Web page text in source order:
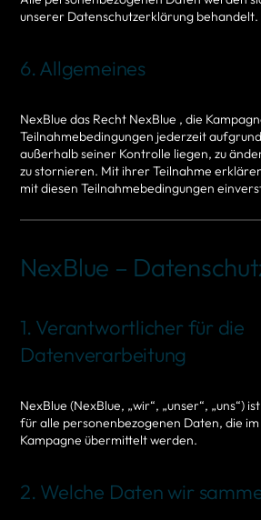
unserer Datenschutzerklärung behandelt.
6. Allgemeines
NexBlue das Recht NexBlue , die
Teilnahmebedingungen jederzeit
außerhalb seiner Kontrolle liegen, zu
zu stornieren. Mit ihrer Teilnahme
mit diesen Teilnahmebedingungen
NexBlue –
1. Verantwortlicher für die
Datenverarbeitung
NexBlue (NexBlue, „wir“, „unser“, „uns“)
für alle personenbezogenen Daten, die
Kampagne übermittelt werden.
2. Welche Daten wir